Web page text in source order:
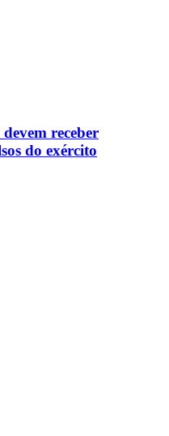
receber
do exército